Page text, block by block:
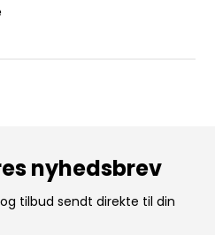
nyhedsbrev
tilbud sendt direkte til din